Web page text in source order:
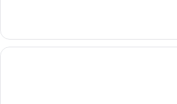
superior